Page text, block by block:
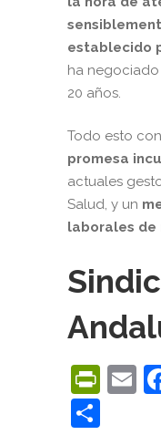
establecido
ha negociado
20 años.
Todo esto
promesa
actuales
Salud, y un
laborales de